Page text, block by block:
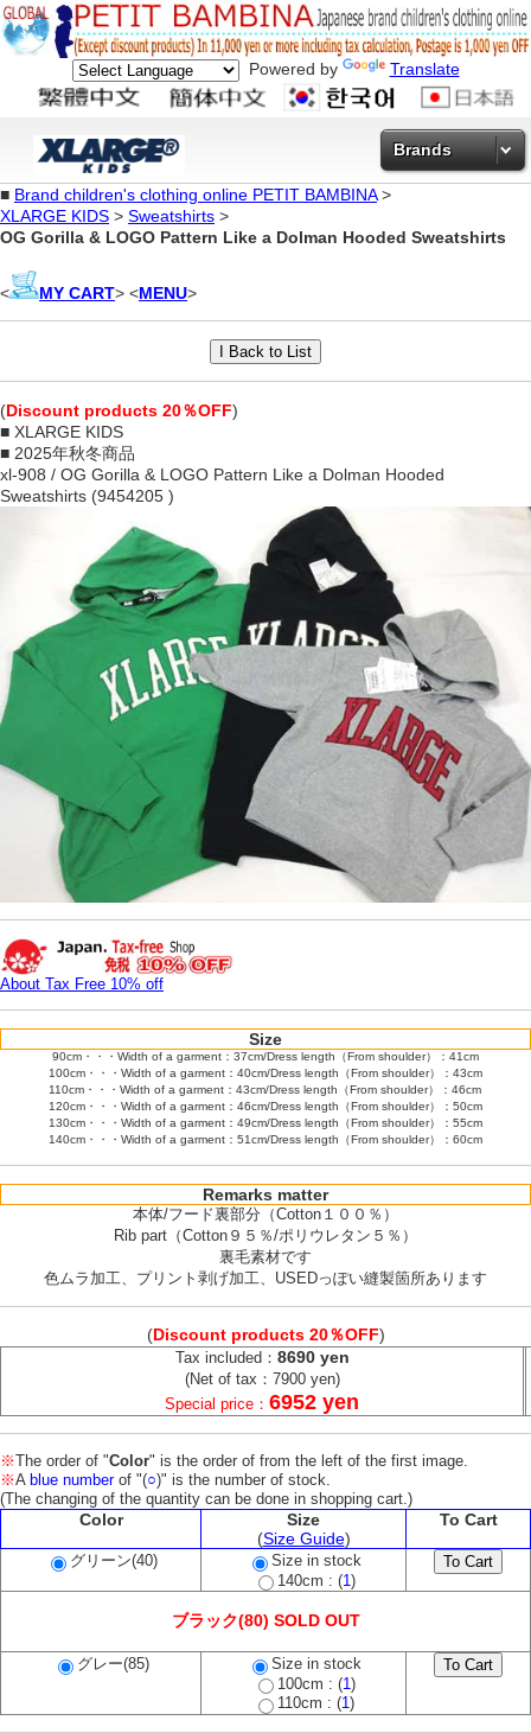
Powered by Translate
Brands
■ Brand children's clothing online PETIT BAMBINA>
XLARGE KIDS > Sweatshirts >
OG Gorilla & LOGO Pattern Like a Dolman Hooded Sweatshirts
< MY CART> <MENU>
(Discount products 20％OFF)
■ XLARGE KIDS
■ 2025年秋冬商品
xl-908 / OG Gorilla & LOGO Pattern Like a Dolman Hooded
Sweatshirts (9454205 )
About Tax Free 10% off
Size
90cm・・・Width of a garment：37cm/Dress length（From shoulder）：41cm
100cm・・・Width of a garment：40cm/Dress length（From shoulder）：43cm
110cm・・・Width of a garment：43cm/Dress length（From shoulder）：46cm
120cm・・・Width of a garment：46cm/Dress length（From shoulder）：50cm
130cm・・・Width of a garment：49cm/Dress length（From shoulder）：55cm
140cm・・・Width of a garment：51cm/Dress length（From shoulder）：60cm
Remarks matter
本体/フード裏部分（Cotton１００％）
Rib part（Cotton９５％/ポリウレタン５％）
裏毛素材です
色ムラ加工、プリント剥げ加工、USEDっぽい縫製箇所あります
(Discount products 20％OFF)
Tax included： 8690 yen
(Net of tax：7900 yen)
Special price： 6952 yen
※The order of "Color" is the order of from the left of the first image.
※A blue numberof "(○)" is the number of stock.
(The changing of the quantity can be done in shopping cart.)
Color
Size
(Size Guide)
To Cart
グリーン(40)
Size in stock
140cm : (1 )
ブラック(80) SOLD OUT
グレー(85)
Size in stock
100cm : (1 )
110cm : (1)